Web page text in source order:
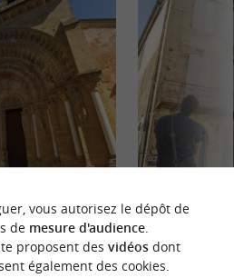
en 1841,
cœur de la capitale
Véritable
historique du
développement ...
vous autorisez le dépôt de
de mesure d'audience.
proposent des vidéosdont
également des cookies.